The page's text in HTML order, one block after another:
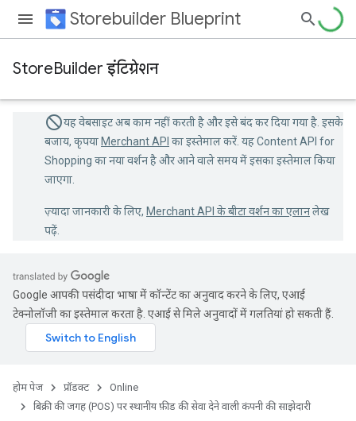
Storebuilder Blueprint
StoreBuilder इंटिग्रेशन
यह वेबसाइट अब काम नहीं करती है और इसे बंद कर दिया गया है. इसके
बजाय, कृपया Merchant API का इस्तेमाल करें. यह Content API for
Shopping का नया वर्शन है और आने वाले समय में इसका इस्तेमाल किया
जाएगा.
ज़्यादा जानकारी के लिए, Merchant API के बीटा वर्शन का एलानलेख
पढ़ें.
Google आपकी पसंदीदा भाषा में कॉन्टेंट का अनुवाद करने के लिए, एआई
टेक्नोलॉजी का इस्तेमाल करता है. एआई से मिले अनुवादों में गलतियां हो सकती हैं.
होम पेज प्रॉडक्ट
Online
बिक्री की जगह (POS) पर स्थानीय फ़ीड की सेवा देने वाली कंपनी की साझेदारी